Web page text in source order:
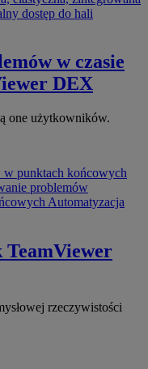
dostęp do hali
w czasie
DEX
one użytkowników.
punktach końcowych
problemów
Automatyzacja
TeamViewer
rzeczywistości